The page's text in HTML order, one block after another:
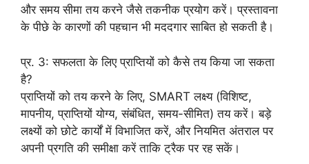
और समय सीमा तय करने जैसे तकनीक प्रयोग करें। प्रस्तावना
के पीछे के कारणों की पहचान भी मददगार साबित हो सकती है।
प्र. 3: सफलता के लिए प्राप्तियों को कैसे तय किया जा सकता
है?
प्राप्तियों को तय करने के लिए, SMART लक्ष्य (विशिष्ट,
मापनीय, प्राप्तियों योग्य, संबंधित, समय-सीमित) तय करें। बड़े
लक्ष्यों को छोटे कार्यों में विभाजित करें, और नियमित अंतराल पर
अपनी प्रगति की समीक्षा करें ताकि ट्रैक पर रह सकें।